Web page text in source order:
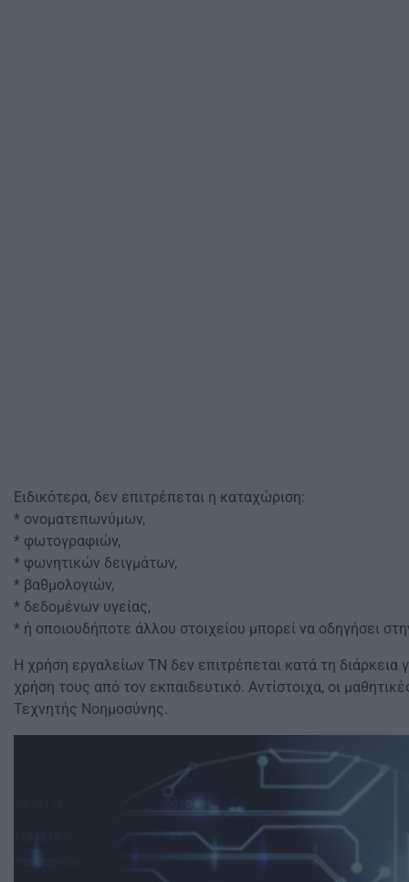
Ειδικότερα, δεν επιτρέπεται η καταχώριση:
* ονοματεπωνύμων,
* φωτογραφιών,
* φωνητικών δειγμάτων,
* βαθμολογιών,
* δεδομένων υγείας,
* ή οποιουδήποτε άλλου στοιχείου μπορεί να οδηγήσει
Η χρήση εργαλείων ΤΝ δεν επιτρέπεται κατά τη
χρήση τους από τον εκπαιδευτικό. Αντίστοιχα, οι
Τεχνητής Νοημοσύνης.